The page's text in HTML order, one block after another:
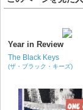
Year in Review
The Black Keys
(ザ・ブラック・キーズ)